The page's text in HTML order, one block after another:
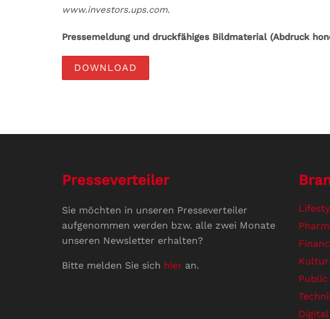
www.investors.ups.com.
Pressemeldung und druckfähiges Bildmaterial (Abdruck
DOWNLOAD
Presseverteiler
Sie möchten in unseren Presseverteiler
aufgenommen werden bzw. alle zwei Monate
unseren Newsletter erhalten?
Bitte melden Sie sich hier an.
Kultur